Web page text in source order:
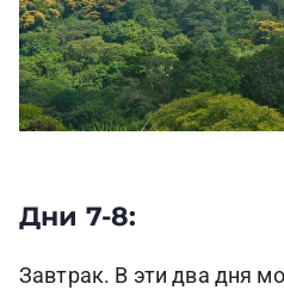
Дни 7-8:
Завтрак. В эти два дня